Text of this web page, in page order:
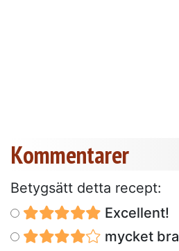
Kommentarer
Betygsätt detta recept:
Excellent!
mycket bra